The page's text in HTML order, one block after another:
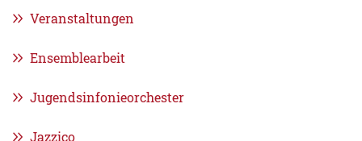
Veranstaltungen
Ensemblearbeit
Jugendsinfonieorchester
Jazzico